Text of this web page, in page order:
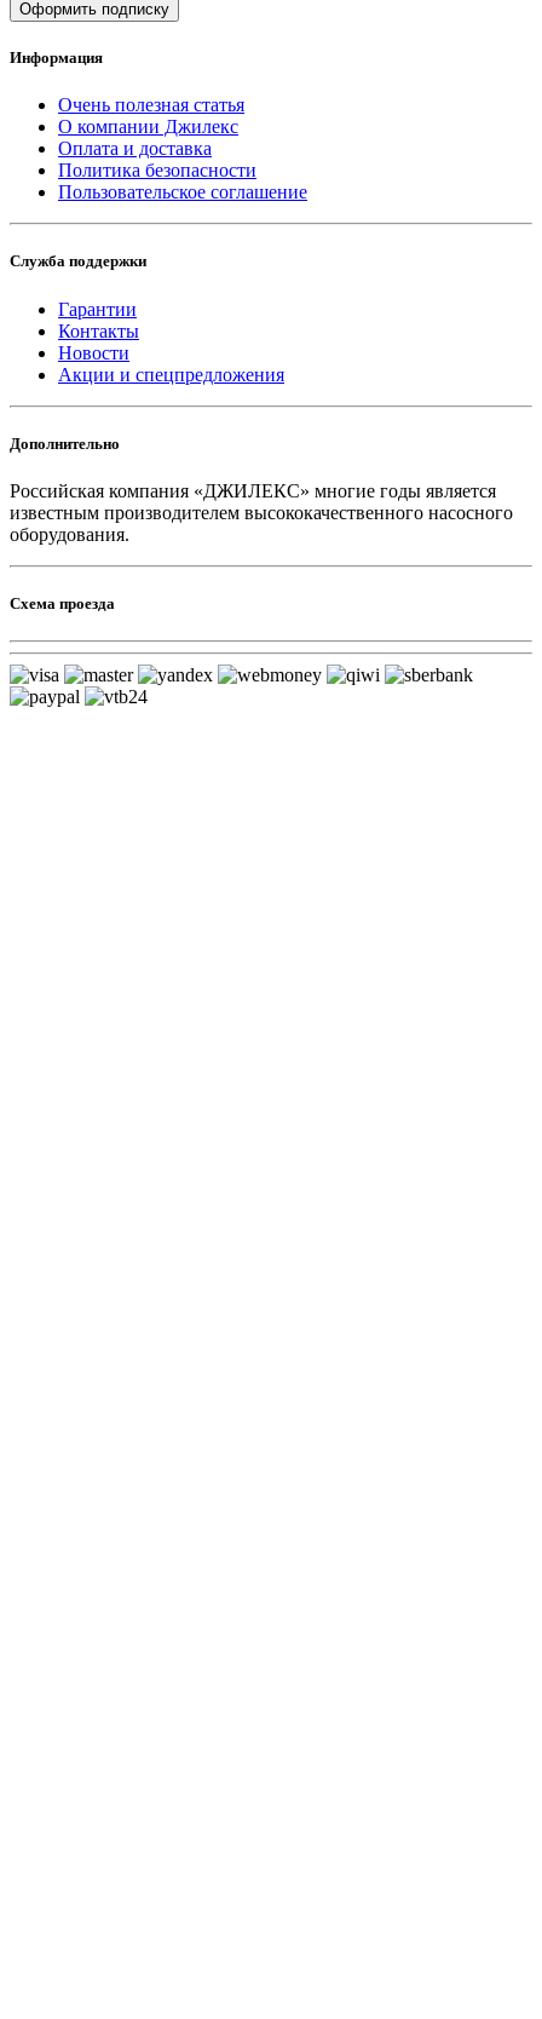
Оформить подписку
Информация
Очень полезная статья
О компании Джилекс
Оплата и доставка
Политика безопасности
Пользовательское соглашение
Служба поддержки
Гарантии
Контакты
Новости
Акции и спецпредложения
Дополнительно
Российская компания «ДЖИЛЕКС» многие годы является
известным производителем высококачественного насосного
оборудования.
Схема проезда